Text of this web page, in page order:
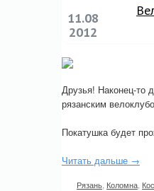
11.08
2012
Друзья! Наконец-то
рязанским
Покатушка будет
Читать дальше →
Рязань Коломна